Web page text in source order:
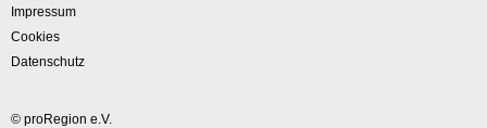
Impressum
Cookies
Datenschutz
© proRegion e.V.